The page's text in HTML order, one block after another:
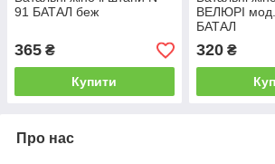
91 БАТАЛ беж
365 ₴
Купити
ВЕЛЮРІ мод.
БАТАЛ
320₴
Про нас